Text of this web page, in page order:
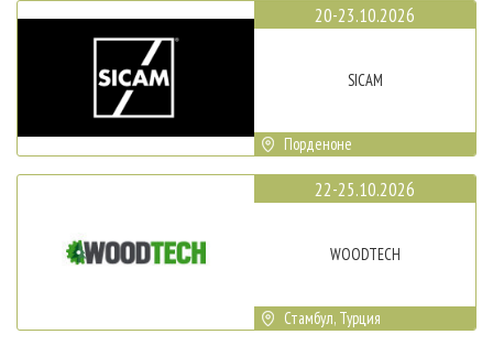
20-23.10.2026
SICAM
Порденоне
22-25.10.2026
WOODTECH
Стамбул, Турция